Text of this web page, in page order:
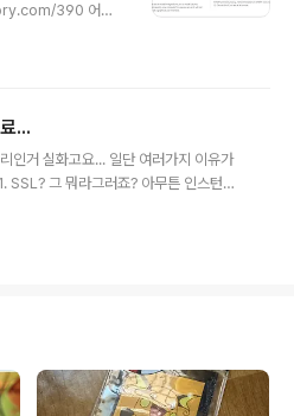
390 어영
... 만나이 증가!
눅스건 일단 Free
팅디스크 만든거)
사면서 윈도우
으니까...) 리눅스
...
인거 실화고요... 일단 여러가지 이유가
SSL? 그 뭐라그러죠? 아무튼 인스턴스
메인이 없음. 예전에 도메인 할당했던
래서 뭘 안 올렸음. 그리고 여기서 파생
내가 오죽 안 들어갔으면 비..